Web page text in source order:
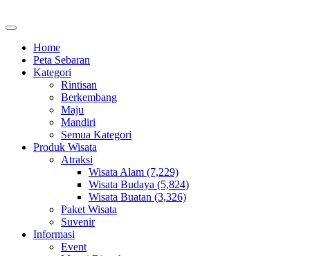
Home
Peta Sebaran
Kategori
Rintisan
Berkembang
Maju
Mandiri
Semua Kategori
Produk Wisata
Atraksi
Wisata Alam (7,229)
Wisata Budaya (5,824)
Wisata Buatan (3,326)
Paket Wisata
Suvenir
Informasi
Event